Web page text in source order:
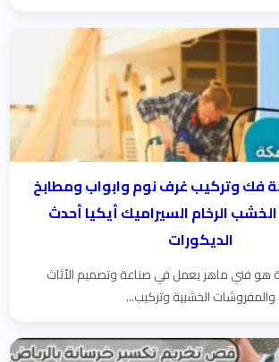
فك وتركيب غرف نوم وابواب ومطابخ
الرخام السيراميك أيكيا أحدث
الديكورات
هو فني ماهر يعمل في صناعة وتصميم الأثاث
والمفروشات الخشبية وتركيب...